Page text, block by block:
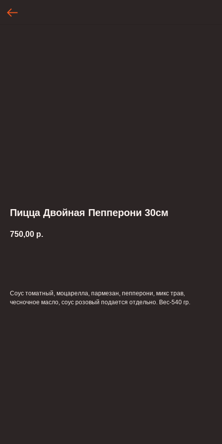
Пицца Двойная Пепперони 30см
750,00 р.
Соус томатный, моцарелла, пармезан, пепперони, микс трав,
чесночное масло, соус розовый подается отдельно. Вес-540 гр.